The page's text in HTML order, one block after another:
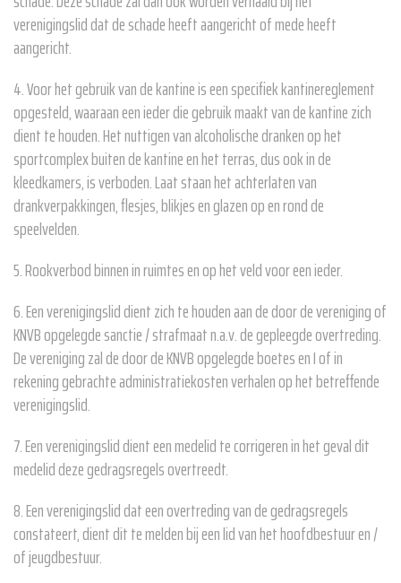
verenigingslid dat de schade heeft aangericht of mede heeft
aangericht.
4. Voor het gebruik van de kantine is een specifiek kantinereglement
opgesteld, waaraan een ieder die gebruik maakt van de kantine zich
dient te houden. Het nuttigen van alcoholische dranken op het
sportcomplex buiten de kantine en het terras, dus ook in de
kleedkamers, is verboden. Laat staan het achterlaten van
drankverpakkingen, flesjes, blikjes en glazen op en rond de
speelvelden.
5. Rookverbod binnen in ruimtes en op het veld voor een ieder.
6. Een verenigingslid dient zich te houden aan de door de vereniging of
KNVB opgelegde sanctie / strafmaat n.a.v. de gepleegde overtreding.
De vereniging zal de door de KNVB opgelegde boetes en I of in
rekening gebrachte administratiekosten verhalen op het betreffende
verenigingslid.
7. Een verenigingslid dient een medelid te corrigeren in het geval dit
medelid deze gedragsregels overtreedt.
8. Een verenigingslid dat een overtreding van de gedragsregels
constateert, dient dit te melden bij een lid van het hoofdbestuur en /
of jeugdbestuur.